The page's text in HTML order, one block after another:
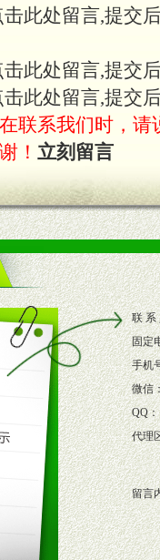
情况提供
持
协助制定
公司给予
，派驻区
公司给予
操作一定
击此处留言,提交
击此处留言,提交
击此处留言,提交
联系我们时，请
！ 立刻留言
联 系
固定
手机
微信
QQ：
代理
留言